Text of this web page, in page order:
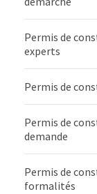
Permis de
experts
Permis de
Permis de
demande
Permis de
formalités